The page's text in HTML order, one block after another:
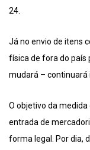
24.
Já no envio de itens
física de fora do país
mudará – continuará
O objetivo da
entrada de
forma legal. Por dia,